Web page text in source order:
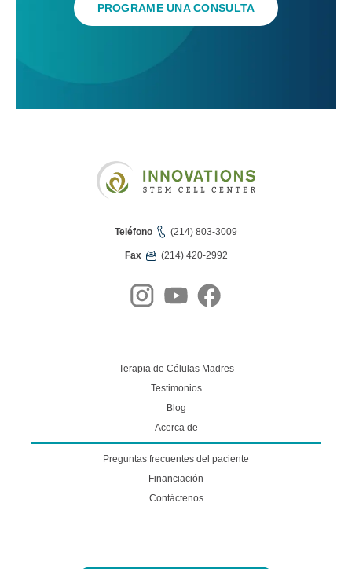
PROGRAME UNA CONSULTA
Teléfono (214) 803-3009
Fax (214) 420-2992
Terapia de Células Madres
Testimonios
Blog
Acerca de
Preguntas frecuentes del paciente
Financiación
Contáctenos